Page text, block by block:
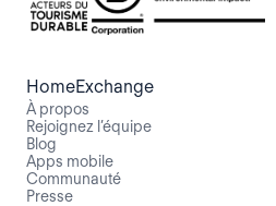
HomeExchange
À propos
Rejoignez l’équipe
Blog
Apps mobile
Communauté
Presse